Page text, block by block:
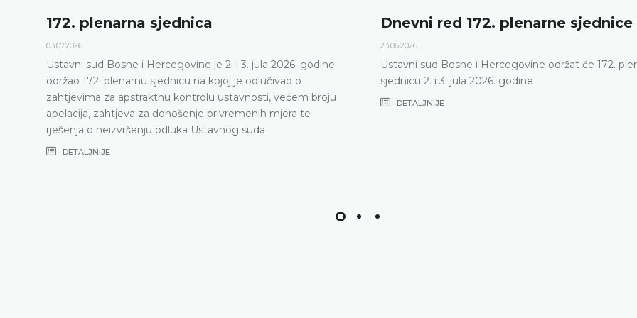
172. plenarna sjednica
03.07.2026.
Ustavni sud Bosne i Hercegovine je 2. i 3. jula 2026. godine
održao 172. plenarnu sjednicu na kojoj je odlučivao o
zahtjevima za apstraktnu kontrolu ustavnosti, većem broju
apelacija, zahtjeva za donošenje privremenih mjera te
rješenja o neizvršenju odluka Ustavnog suda
DETALJNIJE
Dnevni red 172. plenarne sjednice
23.06.2026.
Ustavni sud Bosne i Hercegovine održat će 172.
sjednicu 2. i 3. jula 2026. godine
DETALJNIJE